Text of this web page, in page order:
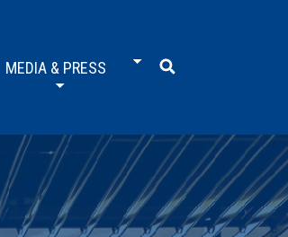
MEDIA & PRESS